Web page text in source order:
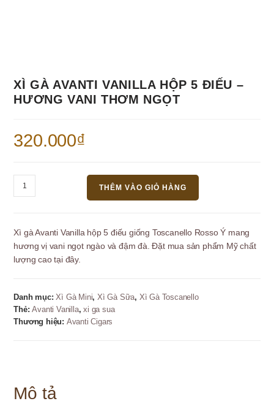
XÌ GÀ AVANTI VANILLA HỘP 5 ĐIẾU –
HƯƠNG VANI THƠM NGỌT
320.000₫
Gà
Hộp
5
Điếu
Vani
Thơm
THÊM VÀO GIỎ HÀNG
Xì gà Avanti Vanilla hộp 5 điếu giống Toscanello Rosso Ý mang
hương vị vani ngọt ngào và đậm đà. Đặt mua sản phẩm Mỹ chất
lượng cao tại đây.
Danh mục:Xì Gà Mini,Xì Gà Sữa, Xì Gà Toscanello
Thẻ:Avanti Vanilla,xi ga sua
Thương hiệu: Avanti Cigars
Mô tả